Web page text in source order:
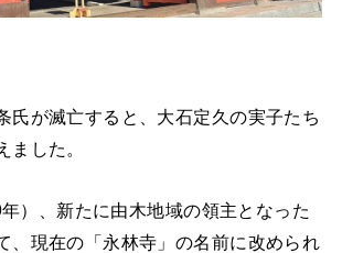
氏が滅亡すると、大石定久の実子たち
ました。
）、新たに由木地域の領主となった
、現在の「永林寺」の名前に改められ